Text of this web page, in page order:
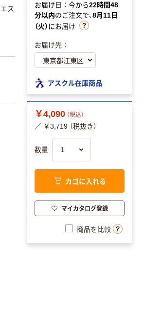
ス
お届け日：今から22時間48
分以内のご注文で、8月11日
（火）にお届け
お届け先：
アスクル在庫商品
￥4,090 （税込）
／ ￥3,719 （税抜き）
数量
カゴに入れる
マイカタログ登録
商品を比較